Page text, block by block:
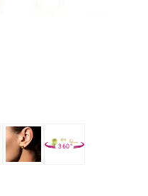
360°